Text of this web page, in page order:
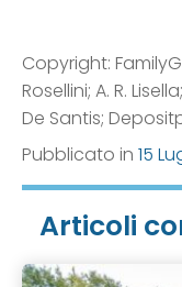
Copyright:
Rosellini; A. R.
De Santis;
Pubblicato in 15
Articoli